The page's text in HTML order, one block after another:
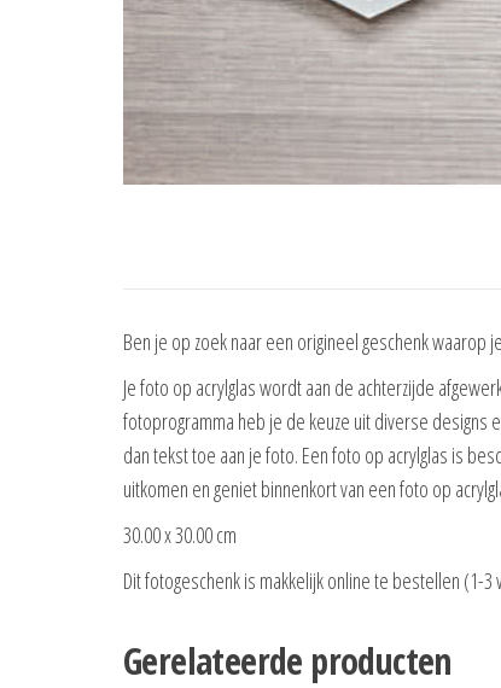
Ben je op zoek naar een origineel geschenk waarop
Je foto op acrylglas wordt aan de achterzijde
fotoprogramma heb je de keuze uit diverse designs
dan tekst toe aan je foto. Een foto op acrylglas is
uitkomen en geniet binnenkort van een foto op
30.00 x 30.00 cm
Dit fotogeschenk is makkelijk online te bestellen (1-3
Gerelateerde producten